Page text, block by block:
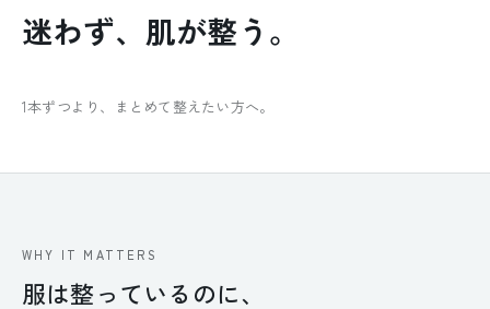
迷わず、肌が整う。
1本ずつより、まとめて整えたい方へ。
WHY IT MATTERS
服は整っているのに、